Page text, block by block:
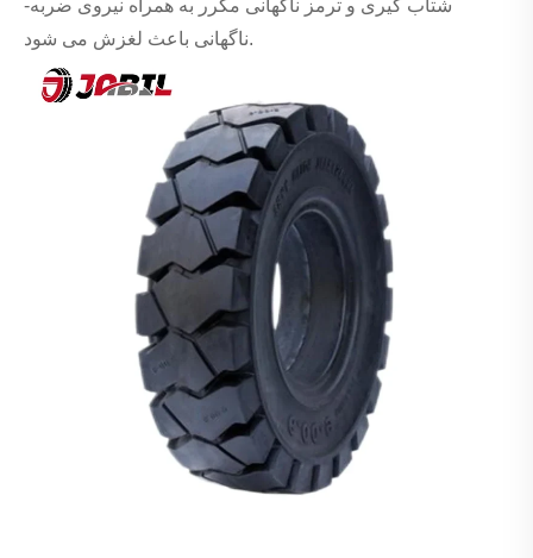
-شتاب گیری و ترمز ناگهانی مکرر به همراه نیروی ضربه
ناگهانی باعث لغزش می شود.